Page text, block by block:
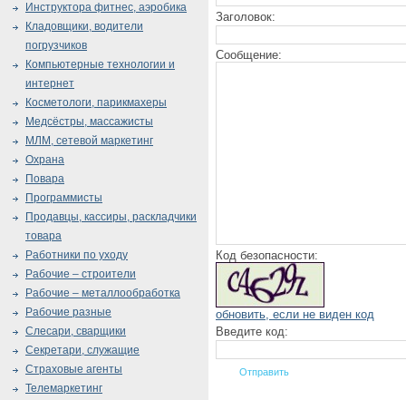
Заголовок:
Сообщение:
Код безопасности:
обновить, если не виден код
Введите код:
Инструктора фитнес, аэробика
Кладовщики, водители
погрузчиков
Компьютерные технологии и
интернет
Косметологи, парикмахеры
Медсёстры, массажисты
МЛМ, сетевой маркетинг
Охрана
Повара
Программисты
Продавцы, кассиры, раскладчики
товара
Работники по уходу
Рабочие – строители
Рабочие – металлообработка
Рабочие разные
Слесари, сварщики
Секретари, служащие
Страховые агенты
Телемаркетинг